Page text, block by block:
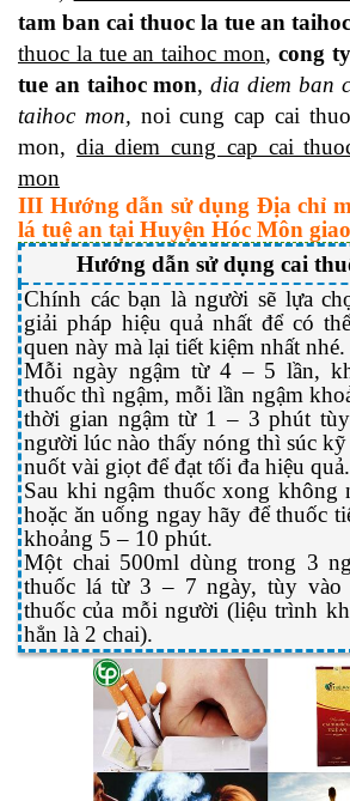
tam ban cai thuoc la tue an
thuoc la tue an taihoc mon, cong
tue an taihoc mon,dia diem ban
taihoc mon, noi cung cap cai
mon, dia diem cung cap cai
mon
III Hướng dẫn sử dụng Địa chỉ
lá tuệ an tại Huyện Hóc Môn
Hướng dẫn sử dụng cai
Chính các bạn là người sẽ lựa
giải pháp hiệu quả nhất để có
quen này mà lại tiết kiệm nhất nhé.
Mỗi ngày ngậm từ 4 – 5 lần,
thuốc thì ngậm, mỗi lần ngậm
thời gian ngậm từ 1 – 3 phút
người lúc nào thấy nóng thì súc
nuốt vài giọt để đạt tối đa hiệu quả.
Sau khi ngậm thuốc xong không
hoặc ăn uống ngay hãy để thuốc
khoảng 5 – 10 phút.
Một chai 500ml dùng trong 3
thuốc lá từ 3 – 7 ngày, tùy vào
thuốc của mỗi người (liệu trình
hẳn là 2 chai).